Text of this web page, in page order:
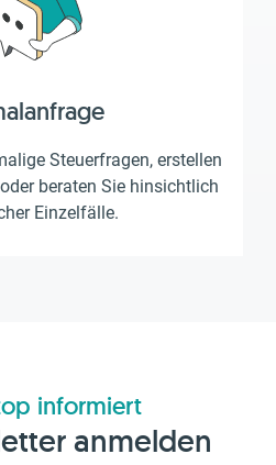
Steuerfragen, erstellen
beraten Sie hinsichtlich
Einzelfälle.
informiert
anmelden